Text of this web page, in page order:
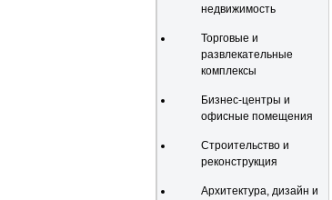
недвижимость
Торговые и
развлекательные
комплексы
Бизнес-центры и
офисные помещения
Строительство и
реконструкция
Архитектура, дизайн и